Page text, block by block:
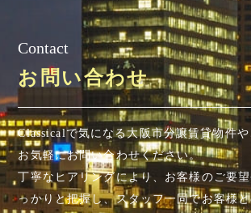
Contact
お問い合わせ
Classicalで気になる大阪市分譲賃貸物件
お気軽にお問い合わせください。
丁寧なヒアリングにより、お客様のご要
っかりと把握し、スタッフ一同でお客様